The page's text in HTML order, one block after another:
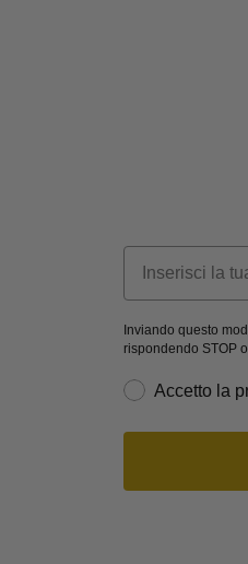
Email
Inviando questo
rispondendo STOP
privacyAccetto la